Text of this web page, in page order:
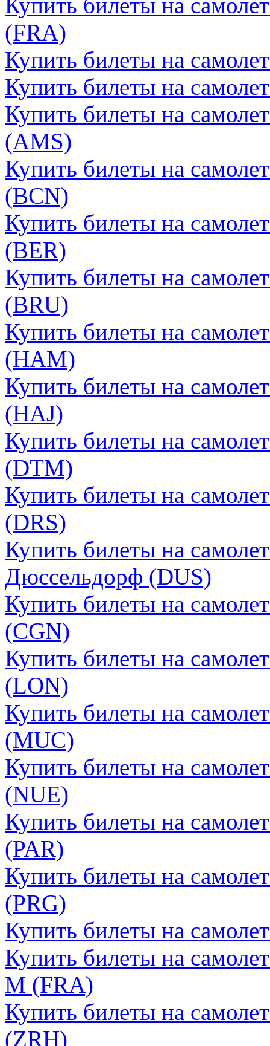
(FRA)
Купить билеты на
Купить билеты на
Купить билеты на
(AMS)
Купить билеты на
(BCN)
Купить билеты на
(BER)
Купить билеты на
(BRU)
Купить билеты на
(HAM)
Купить билеты на
(HAJ)
Купить билеты на
(DTM)
Купить билеты на
(DRS)
Купить билеты на
Дюссельдорф (DUS)
Купить билеты на
(CGN)
Купить билеты на
(LON)
Купить билеты на
(MUC)
Купить билеты на
(NUE)
Купить билеты на
(PAR)
Купить билеты на
(PRG)
Купить билеты на
Купить билеты на
М (FRA)
Купить билеты на
(ZRH)